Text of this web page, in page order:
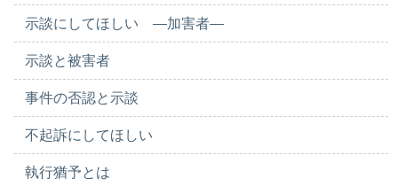
示談にしてほしい ―加害者―
示談と被害者
事件の否認と示談
不起訴にしてほしい
執行猶予とは